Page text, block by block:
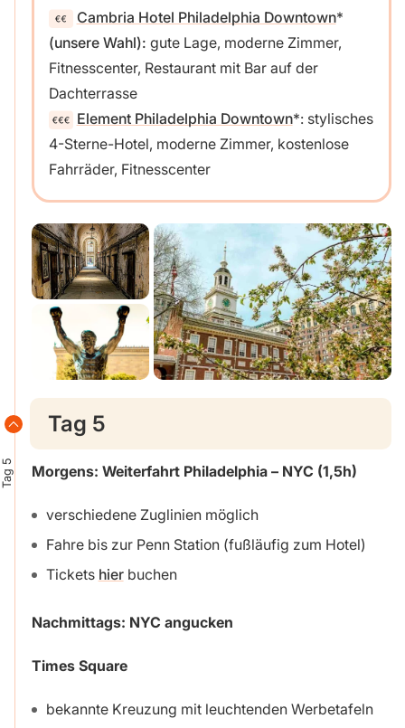
Cambria Hotel Philadelphia Downtown
(unsere Wahl): gute Lage, moderne Zimmer,
Fitnesscenter, Restaurant mit Bar auf der
Dachterrasse
Element Philadelphia Downtown : stylisches
4-Sterne-Hotel, moderne Zimmer, kostenlose
Fahrräder, Fitnesscenter
Tag 5
Tag 5
Morgens: Weiterfahrt Philadelphia – NYC (1,5h)
verschiedene Zuglinien möglich
Fahre bis zur Penn Station (fußläufig zum Hotel)
Tickets hierbuchen
Nachmittags: NYC angucken
Times Square
bekannte Kreuzung mit leuchtenden Werbetafeln